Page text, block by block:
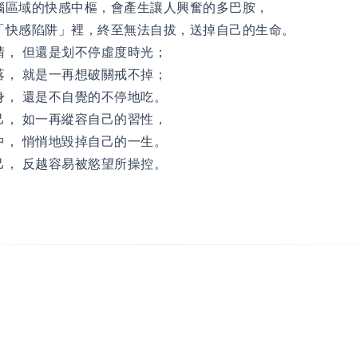
域的快感中樞，會產生讓人興奮的多巴胺，
快感陷阱」裡，終至無法自拔，送掉自己的生命。
但還是划不停虛度時光；
就是一再想破關戒不掉；
， 還是不自覺的不停地吃。
如一再縱容自己的習性，
， 悄悄地毀掉自己的一生。
反越容易被慾望所操控。